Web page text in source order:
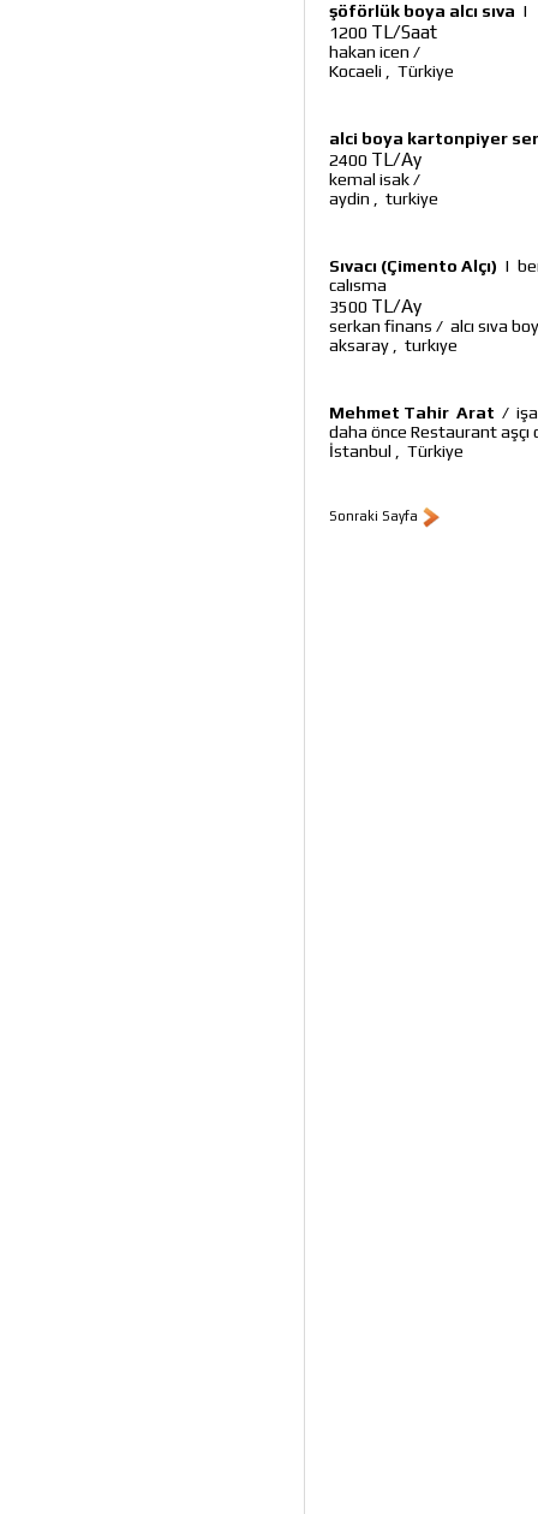
şöförlük boya alcı sıva |
1200 TL/Saat
hakan icen /
Kocaeli
Türkiye
alci boya kartonpiyer
2400 TL/Ay
kemal isak/
aydin
turkiye
Sıvacı (Çimento Alçı) |
calısma
3500 TL/Ay
serkan finans / alcı sıva
aksaray
turkıye
Mehmet Tahir Arat /
daha önce Restaurant aşçı
İstanbul
Türkiye
Sonraki Sayfa